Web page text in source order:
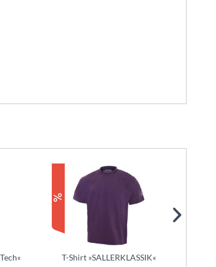
T-Shirt »SALLERKLASSIK«